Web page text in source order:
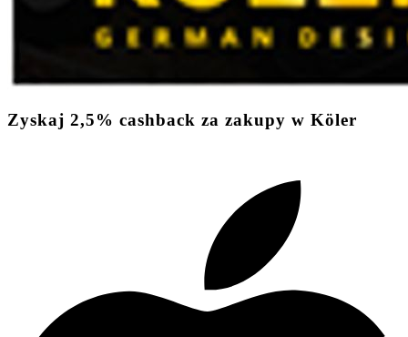
Zyskaj 2,5% cashback za zakupy w Köler